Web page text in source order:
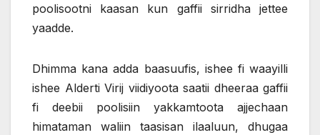
poolisootni kaasan kun gaffii sirridha jettee
yaadde.
Dhimma kana adda baasuufis, ishee fi waayilli
ishee Alderti Virij viidiyoota saatii dheeraa gaffii
fi deebii poolisiin yakkamtoota ajjechaan
himataman waliin taasisan ilaaluun, dhugaa